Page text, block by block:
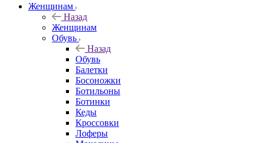
Женщинам
Назад
Женщинам
Обувь
Назад
Обувь
Балетки
Босоножки
Ботильоны
Ботинки
Кеды
Кроссовки
Лоферы